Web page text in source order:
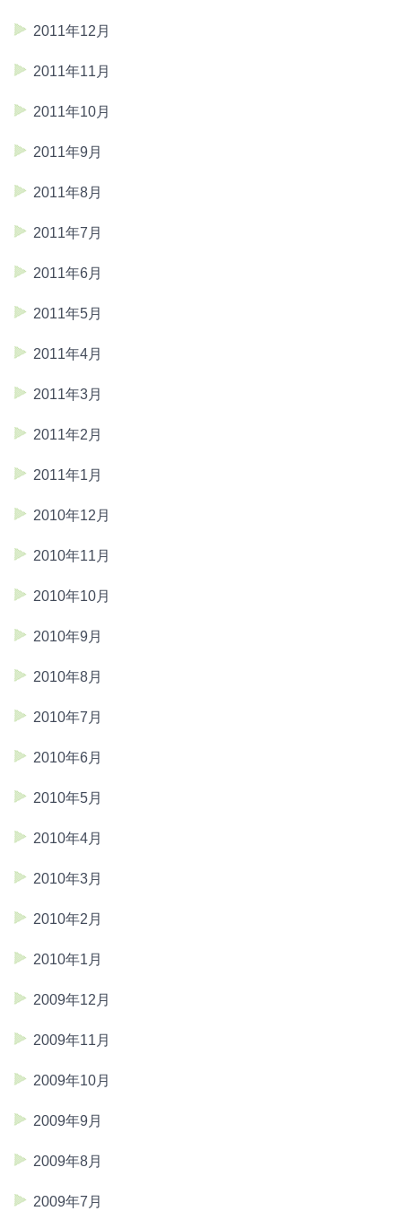
2011年12月
2011年11月
2011年10月
2011年9月
2011年8月
2011年7月
2011年6月
2011年5月
2011年4月
2011年3月
2011年2月
2011年1月
2010年12月
2010年11月
2010年10月
2010年9月
2010年8月
2010年7月
2010年6月
2010年5月
2010年4月
2010年3月
2010年2月
2010年1月
2009年12月
2009年11月
2009年10月
2009年9月
2009年8月
2009年7月